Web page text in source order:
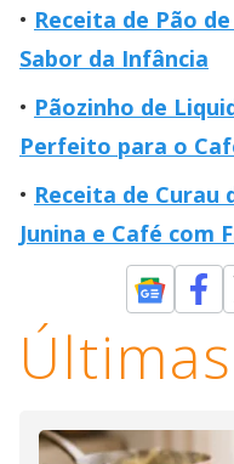
Receita de Pão
Sabor da Infância
Pãozinho de
Perfeito para o
Receita de Curau
Junina e Café com
Últimas